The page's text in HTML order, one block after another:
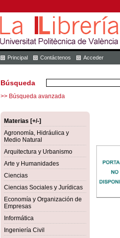
Principal Contáctenos Acceder
Búsqueda
>> Búsqueda avanzada
Materias [+/-]
Agronomía, Hidráulica y
Medio Natural
Arquitectura y Urbanismo
Arte y Humanidades
Ciencias
Ciencias Sociales y Jurídicas
Economía y Organización de
Empresas
Informática
Ingeniería Civil